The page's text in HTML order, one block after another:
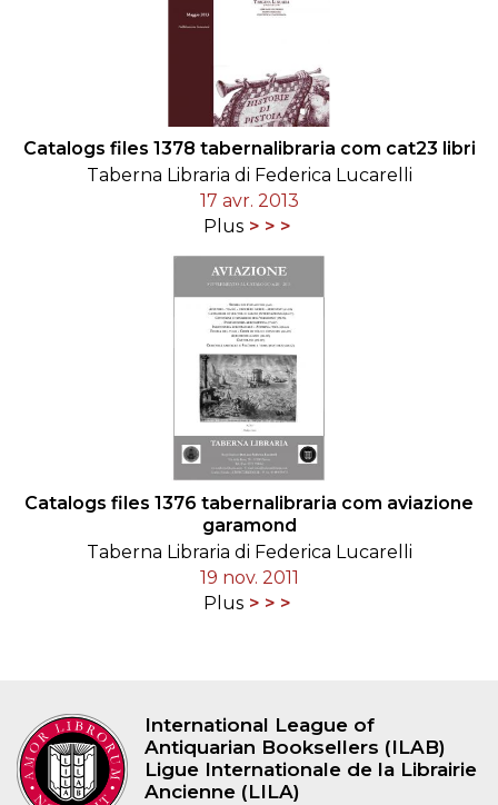
Catalogs files 1378 tabernalibraria com cat23 libri
Taberna Libraria di Federica Lucarelli
17 avr. 2013
Plus
Catalogs files 1376 tabernalibraria com aviazione
garamond
Taberna Libraria di Federica Lucarelli
19 nov. 2011
Plus
International League of
Antiquarian Booksellers (ILAB)
Ligue Internationale de la Librairie
Ancienne (LILA)